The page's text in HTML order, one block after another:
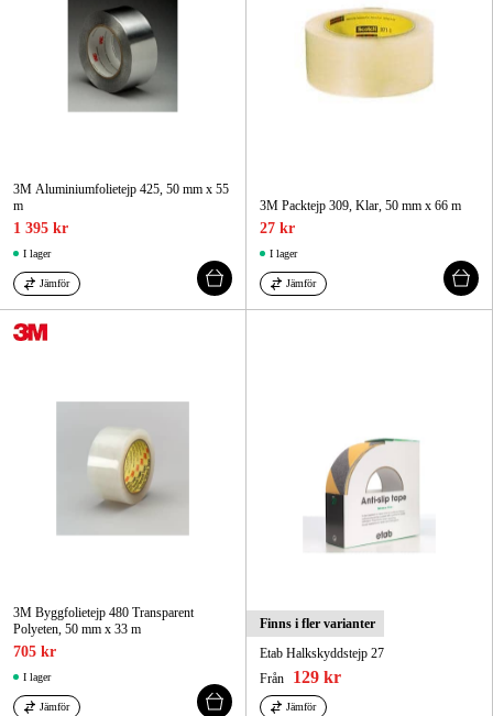
3M Aluminiumfolietejp 425, 50 mm x 55
m
1 395 kr
I lager
Jämför
3M Packtejp 309, Klar, 50 mm x 66 m
27 kr
I lager
Jämför
3M Byggfolietejp 480 Transparent
Polyeten, 50 mm x 33 m
705 kr
I lager
Jämför
Finns i fler varianter
Etab Halkskyddstejp 27
Från
129 kr
Jämför